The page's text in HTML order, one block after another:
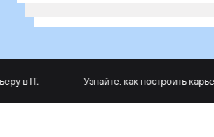
в IT. Узнайте, как построить карьеру